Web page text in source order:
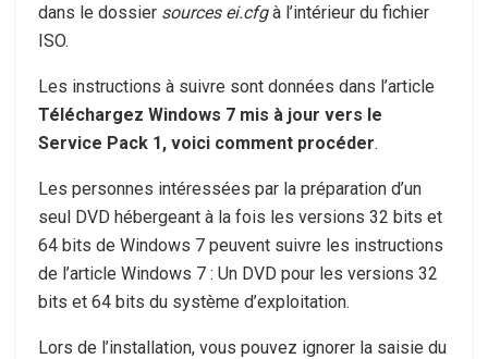
dans le dossier sources ei.cfgà l’intérieur du fichier
ISO.
Les instructions à suivre sont données dans l’article
Téléchargez Windows 7 mis à jour vers le
Service Pack 1, voici comment procéder.
Les personnes intéressées par la préparation d’un
seul DVD hébergeant à la fois les versions 32 bits et
64 bits de Windows 7 peuvent suivre les instructions
de l’article Windows 7 : Un DVD pour les versions 32
bits et 64 bits du système d’exploitation.
Lors de l’installation, vous pouvez ignorer la saisie du